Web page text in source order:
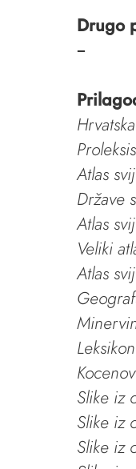
Drugo
–
Atlas
Države
Atlas
Veliki
Atlas
Slike iz
Slike iz
Slike iz